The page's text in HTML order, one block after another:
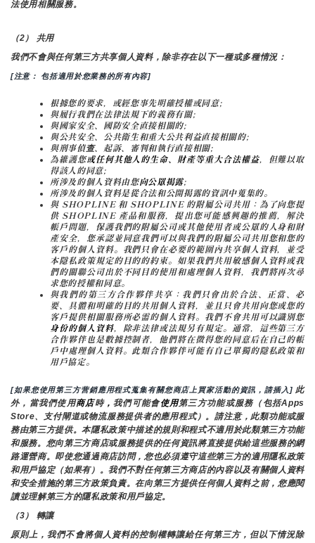
法使用相關服務。
（2） 共用
我們不會與任何第三方共享個人資料，除非存在以下一種或多種情況：
[注意： 包括適用於您業務的所有內容]
根據您的要求，或經您事先明確授權或同意;
與履行我們在法律法規下的義務有關;
與國家安全、國防安全直接相關的;
與公共安全、公共衛生和重大公共利益直接相關的;
與刑事偵查、起訴、審判和執行直接相關;
為維護您或任何其他人的生命、財產等重大合法權益，但難以取
得該人的同意;
所涉及的個人資料由您向公眾揭露;
所涉及的個人資料是從合法和公開揭露的資訊中蒐集的。
與 SHOPLINE 和 SHOPLINE 的附屬公司共用：為了向您提
供 SHOPLINE 產品和服務，提出您可能感興趣的推薦，解決
帳戶問題，保護我們的附屬公司或其他使用者或公眾的人身和財
產安全，您承認並同意我們可以與我們的附屬公司共用您和您的
客戶的個人資料。我們只會在必要的範圍內共享個人資料，並受
本隱私政策規定的目的的約束。如果我們共用敏感個人資料或我
們的關聯公司出於不同目的使用和處理個人資料，我們將再次尋
求您的授權和同意。
與我們的第三方合作夥伴共享：我們只會出於合法、正當、必
要、具體和明確的目的共用個人資料，並且只會共用向您或您的
客戶提供相關服務所必需的個人資料。我們不會共用可以識別您
身份的個人資料，除非法律或法規另有規定。通常，這些第三方
合作夥伴也是數據控制者，他們將在徵得您的同意后在自己的帳
戶中處理個人資料。此類合作夥伴可能有自己單獨的隱私政策和
用戶協定。
[如果您使用第三方营銷應用程式蒐集有關您商店上買家活動的資訊，請插入] 此
外，當我們使用商店時，我們可能會使用第三方功能或服務（包括Apps
Store、支付閘道或物流服務提供者的應用程式）。請注意，此類功能或服
務由第三方提供。本隱私政策中描述的規則和程式不適用於此類第三方功能
和服務。您向第三方商店或服務提供的任何資訊將直接提供給這些服務的網
路運營商。即使您通過商店訪問，您也必須遵守這些第三方的適用隱私政策
和用戶協定（如果有）。我們不對任何第三方商店的內容以及有關個人資料
和安全措施的第三方政策負責。在向第三方提供任何個人資料之前，您應閱
讀並理解第三方的隱私政策和用戶協定。
（3） 轉讓
原則上，我們不會將個人資料的控制權轉讓給任何第三方，但以下情況除